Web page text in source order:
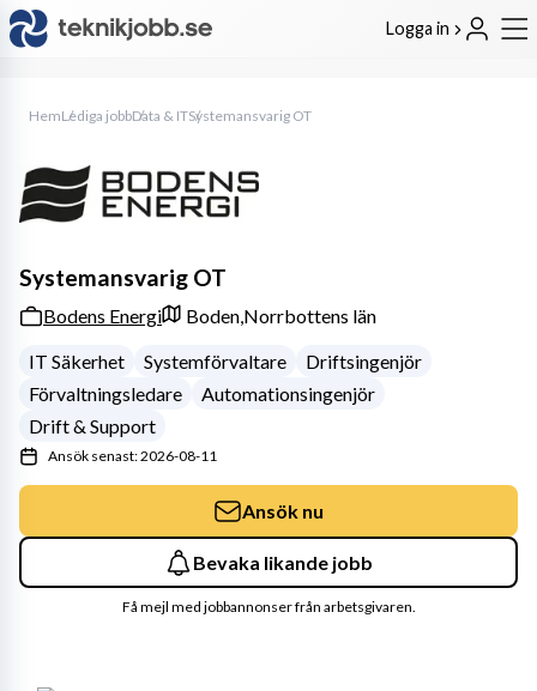
Logga in
HemLediga jobbData & ITSystemansvarig OT
Systemansvarig OT
Bodens Energi Boden,Norrbottens län
IT Säkerhet
Systemförvaltare
Driftsingenjör
Förvaltningsledare
Automationsingenjör
Drift & Support
Ansök senast: 2026-08-11
Ansök nu
Bevaka likande jobb
Få mejl med jobbannonser från arbetsgivaren.